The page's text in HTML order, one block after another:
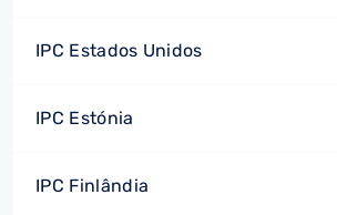
IPC Estados Unidos
IPC Estónia
IPC Finlândia